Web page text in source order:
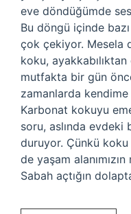
eve döndüğümde
Bu döngü içinde
çok çekiyor. Mesela
koku, ayakkabılıktan
mutfakta bir gün
zamanlarda
Karbonat kokuyu
soru, aslında evdeki
duruyor. Çünkü
de yaşam
Sabah açtığın